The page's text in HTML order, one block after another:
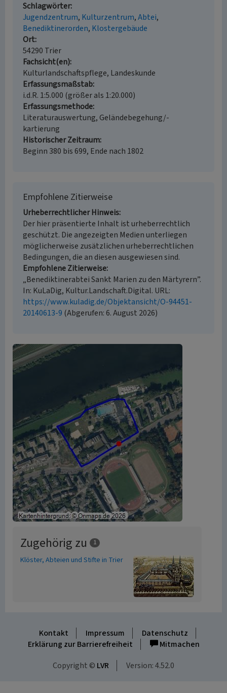
Schlagwörter
Jugendzentrum Kulturzentrum Abtei
Benediktinerorden Klostergebäude
Ort
54290 Trier
Fachsicht(en)
Kulturlandschaftspflege, Landeskunde
Erfassungsmaßstab
i.d.R. 1:5.000 (größer als 1:20.000)
Erfassungsmethode
Literaturauswertung, Geländebegehung/-
kartierung
Historischer Zeitraum
Beginn 380 bis 699, Ende nach 1802
Empfohlene Zitierweise
Urheberrechtlicher Hinweis
Der hier präsentierte Inhalt ist urheberrechtlich
geschützt. Die angezeigten Medien unterliegen
möglicherweise zusätzlichen urheberrechtlichen
Bedingungen, die an diesen ausgewiesen sind.
Empfohlene Zitierweise
„Benediktinerabtei Sankt Marien zu den Märtyrern”.
In: KuLaDig, Kultur.Landschaft.Digital. URL:
https://www.kuladig.de/Objektansicht/O-94451-
20140613-9 (Abgerufen: 6. August 2026)
Zugehörig zu 1
Klöster, Abteien und Stifte in Trier
Kontakt Impressum
Datenschutz
Erklärung zur Barrierefreiheit
Mitmachen
Copyright © LVR Version: 4.52.0